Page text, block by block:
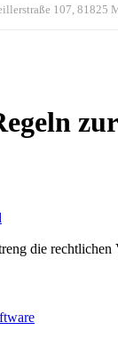
107, 81825
die